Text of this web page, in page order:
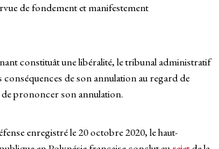
de fondement et manifestement
constituât une libéralité, le tribunal administratif
conséquences de son annulation au regard de
prononcer son annulation.
enregistré le 20 octobre 2020, le haut-